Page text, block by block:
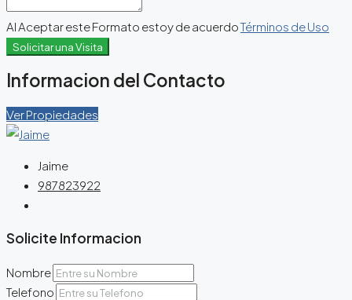
Al Aceptar este Formato estoy de acuerdoTérminos de Uso
Solicitar una Visita
Informacion del Contacto
Ver Propiedades
Jaime
987823922
Solicite Informacion
Nombre
Telefono